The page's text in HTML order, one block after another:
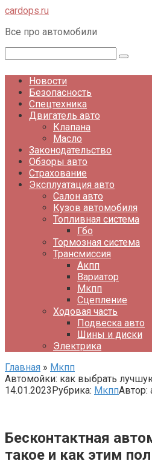
Перейти
контенту
cardops.ru
Все про автомобили
Новости
Безопасность
Спецтехника
Двигатель авто
Клапана
Масло
Законодательство
Обзоры авто
Страхование
Эксплуатация авто
Салон авто
Кузов автомобиля
Топливная система
Гбо
Тормозная система
Трансмиссия
Акпп
Вариатор
Мкпп
Сцепление
Ходовая часть
Подвеска авто
Шины и диски
Электрика
Главная » Мкпп
Автомойки: как выбрать
14.01.2023Рубрика: МкппАвтор:
Бесконтактная
такое и как этим